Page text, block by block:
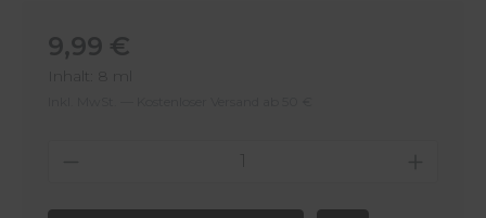
Regulärer Preis:
9,99 €
Inhalt: 8 ml
Produkt Anzahl: Gib den